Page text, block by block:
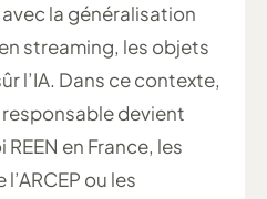
la généralisation
streaming, les objets
l’IA. Dans ce contexte,
devient
en France, les
ou les